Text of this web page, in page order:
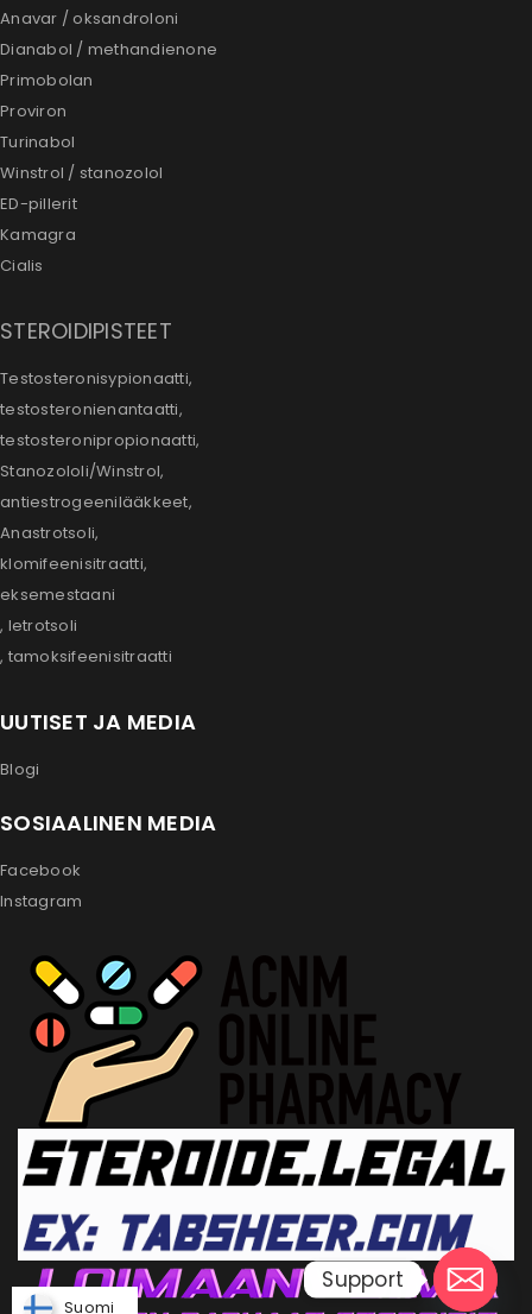
Anavar / oksandroloni
Dianabol / methandienone
Primobolan
Proviron
Turinabol
Winstrol / stanozolol
ED-pillerit
Kamagra
Cialis
STEROIDIPISTEET
Testosteronisypionaatti,
testosteronienantaatti,
testosteronipropionaatti,
Stanozololi/Winstrol,
antiestrogeenilääkkeet,
Anastrotsoli,
klomifeenisitraatti,
eksemestaani
, letrotsoli
, tamoksifeenisitraatti
UUTISET JA MEDIA
Blogi
SOSIAALINEN MEDIA
Facebook
Instagram
Suomi
Suomi
Support